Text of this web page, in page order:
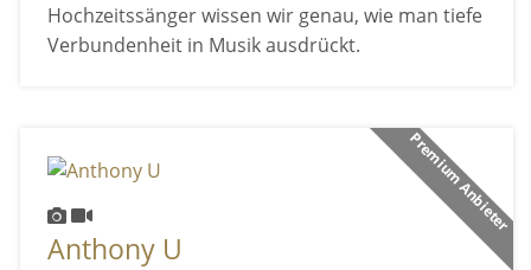
Hochzeitssänger wissen wir genau, wie man tiefe
Verbundenheit in Musik ausdrückt.
Premium Anbieter
Anthony U